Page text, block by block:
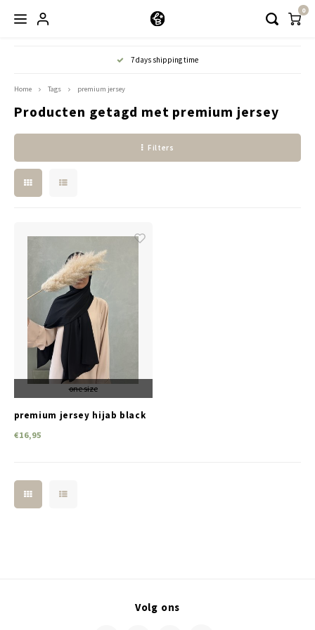
Hoofdmenu / kleding
Abayaas
Tuniekjes & blousjes
Truitjes & Vesten
Jassen & Blazers
Broeken & Leggings
0
7 days shipping time
Home Tags premium jersey
Producten getagd met premium jersey
Filters
one size
premium jersey hijab black
€16,95
Volg ons